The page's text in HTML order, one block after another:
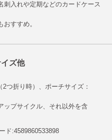
刺入れや定期などのカードケース
すすめ。
ズ他
つ折り時）、ポーチサイズ：
ップサイクル、それ以外を含
ド:4589860533898